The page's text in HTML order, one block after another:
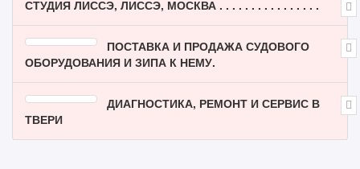
СТУДИЯ ЛИССЭ, ЛИССЭ, МОСКВА . . . . . . . . . . . . . . . .
ПОСТАВКА И ПРОДАЖА СУДОВОГО
ОБОРУДОВАНИЯ И ЗИПА К НЕМУ.
ДИАГНОСТИКА, РЕМОНТ И СЕРВИС В
ТВЕРИ